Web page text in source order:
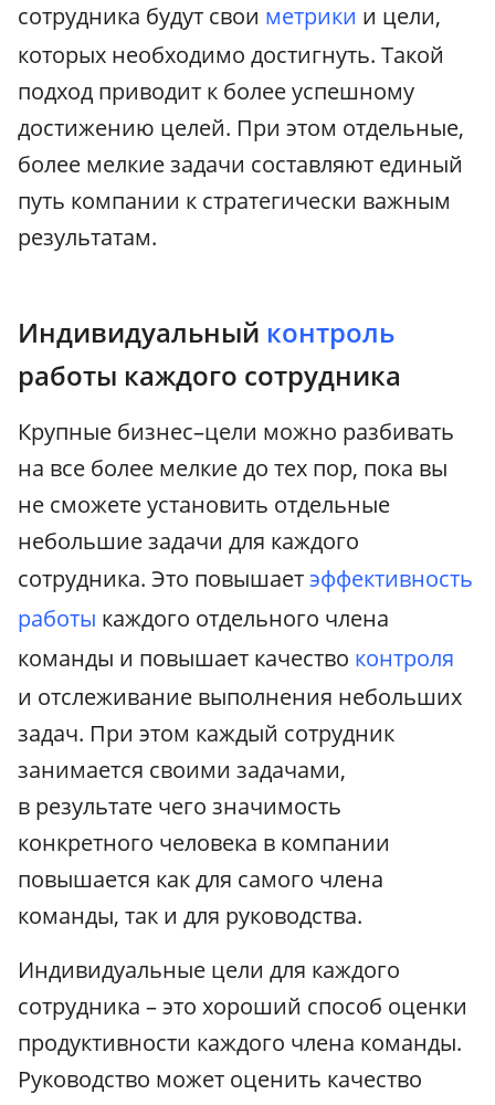
сотрудника будут свои метрики и цели,
которых необходимо достигнуть. Такой
подход приводит к более успешному
достижению целей. При этом отдельные,
более мелкие задачи составляют единый
путь компании к стратегически важным
результатам.
Индивидуальный контроль
работы каждого сотрудника
Крупные бизнес–цели можно разбивать
на все более мелкие до тех пор, пока вы
не сможете установить отдельные
небольшие задачи для каждого
сотрудника. Это повышаетэффективность
работы каждого отдельного члена
команды и повышает качество контроля
и отслеживание выполнения небольших
задач. При этом каждый сотрудник
занимается своими задачами,
в результате чего значимость
конкретного человека в компании
повышается как для самого члена
команды, так и для руководства.
Индивидуальные цели для каждого
сотрудника – это хороший способ оценки
продуктивности каждого члена команды.
Руководство может оценить качество